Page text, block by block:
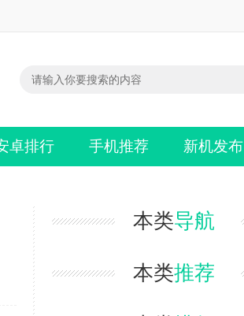
卓排行 手机推荐 新机发布
本类导航
本类推荐